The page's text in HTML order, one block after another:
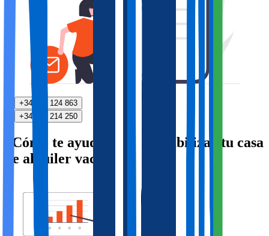
+34 614 124 863
+34 614 214 250
¿Cómo te ayudamos a rentabilizar tu casa
de alquiler vacacional?